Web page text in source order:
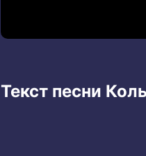
Текст песни